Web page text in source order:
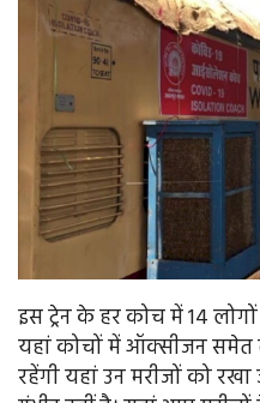
इस ट्रेन के हर कोच में 14
यहां कोचों में ऑक्सीजन समेत
रहेंगी यहां उन मरीजों को